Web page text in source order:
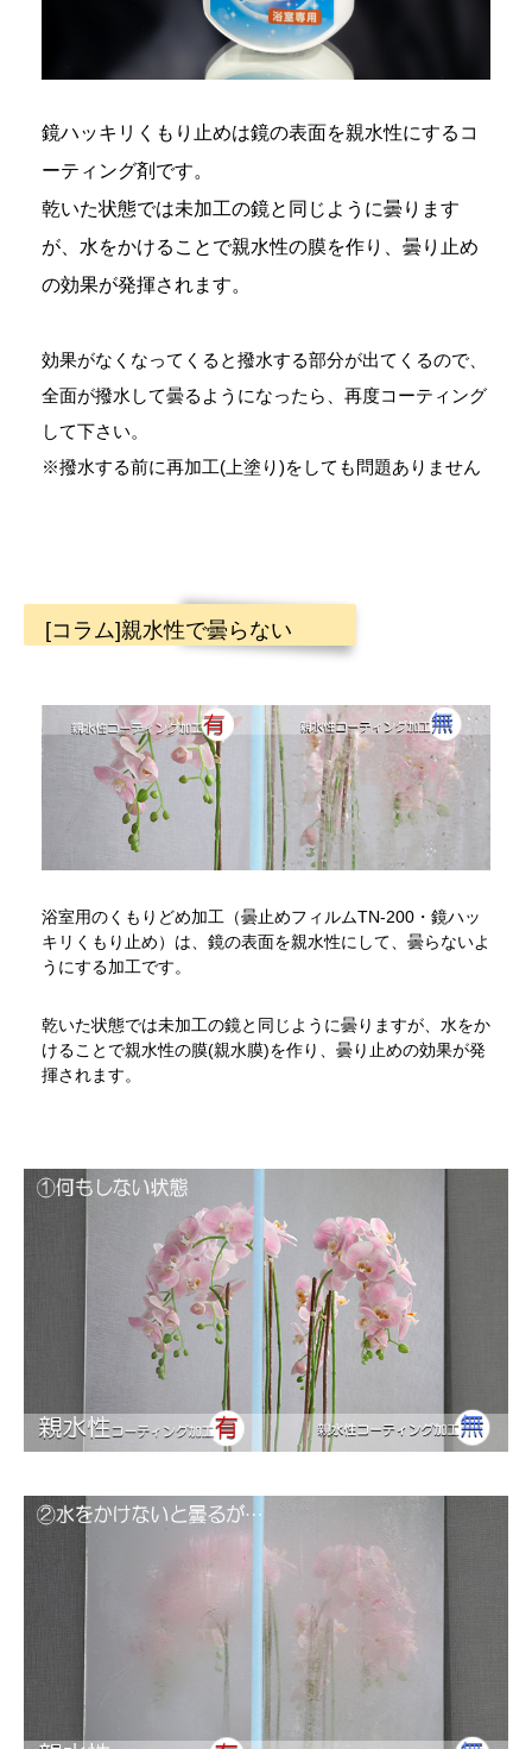
鏡ハッキリくもり止めは鏡の表面を親水性にするコ
ーティング剤です。
乾いた状態では未加工の鏡と同じように曇ります
が、水をかけることで親水性の膜を作り、曇り止め
の効果が発揮されます。
効果がなくなってくると撥水する部分が出てくるので、
全面が撥水して曇るようになったら、再度コーティング
して下さい。
※撥水する前に再加工(上塗り)をしても問題ありません
[コラム]親水性で曇らない
浴室用のくもりどめ加工（曇止めフィルムTN-200・鏡ハッ
キリくもり止め）は、鏡の表面を親水性にして、曇らないよ
うにする加工です。
乾いた状態では未加工の鏡と同じように曇りますが、水をか
けることで親水性の膜(親水膜)を作り、曇り止めの効果が発
揮されます。